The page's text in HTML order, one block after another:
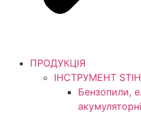
ПРОДУКЦІЯ
ІНСТРУМЕНТ
Бензопили,